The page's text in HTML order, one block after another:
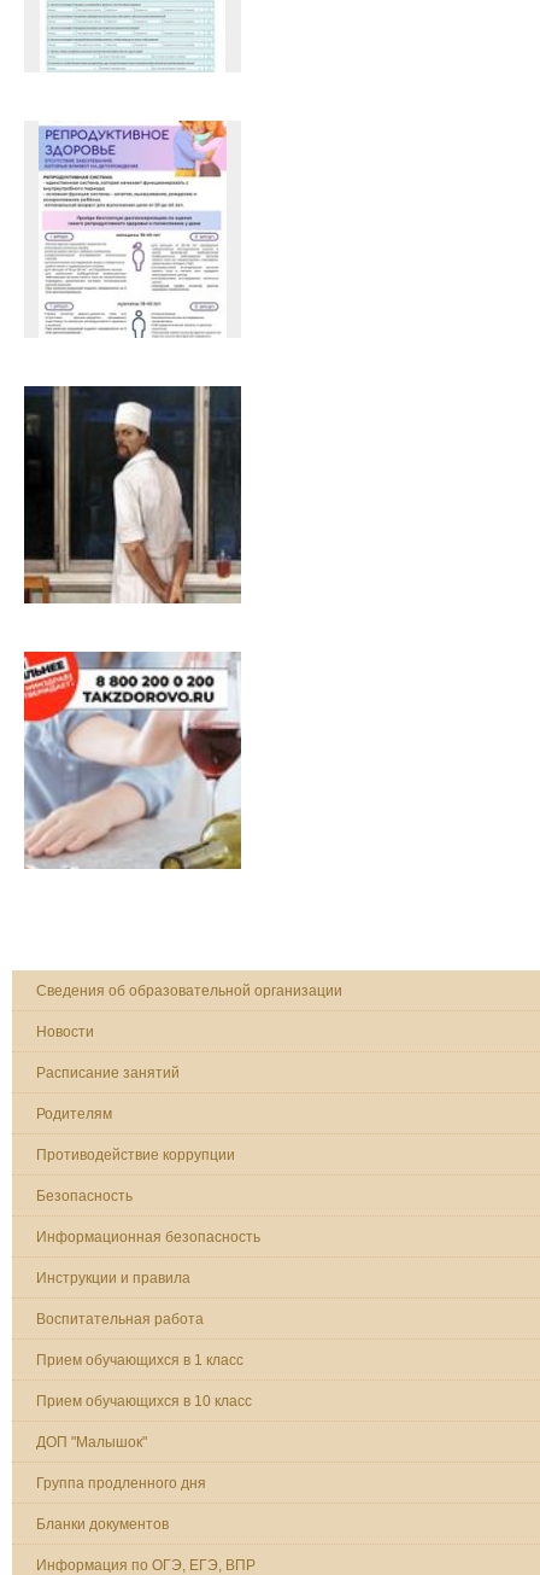
Сведения об образовательной организации
Новости
Расписание занятий
Родителям
Противодействие коррупции
Безопасность
Информационная безопасность
Инструкции и правила
Воспитательная работа
Прием обучающихся в 1 класс
Прием обучающихся в 10 класс
ДОП "Малышок"
Группа продленного дня
Бланки документов
Информация по ОГЭ, ЕГЭ, ВПР